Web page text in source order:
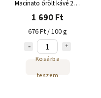
Macinato őrölt kávé 250
g
1 690 Ft
676 Ft / 100 g
Kosárba
teszem